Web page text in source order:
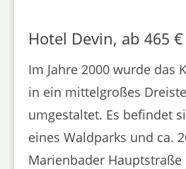
Hotel Devin, ab 465 €
Im Jahre 2000 wurde das
in ein mittelgroßes
umgestaltet. Es befindet
eines Waldparks und ca.
Marienbader